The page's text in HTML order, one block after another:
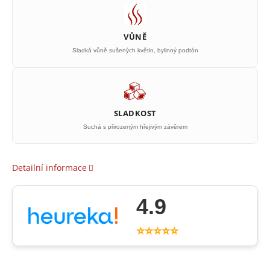
VŮNĚ
Sladká vůně sušených květin, bylinný podtón
SLADKOST
Suchá s přirozeným hřejivým závěrem
Detailní informace
4.9
⭐⭐⭐⭐⭐